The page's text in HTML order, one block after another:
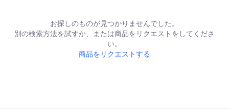
お探しのものが見つかりませんでした。
別の検索方法を試すか、または商品をリクエストをしてくださ
い。
商品をリクエストする